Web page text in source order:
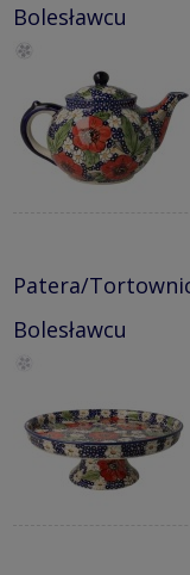
Bolesławcu
Patera/
Bolesławcu